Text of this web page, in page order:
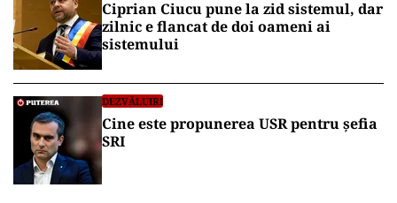
Ciprian Ciucu pune la zid sistemul, dar
zilnic e flancat de doi oameni ai
sistemului
DEZVĂLUIRI
Cine este propunerea USR pentru șefia
SRI